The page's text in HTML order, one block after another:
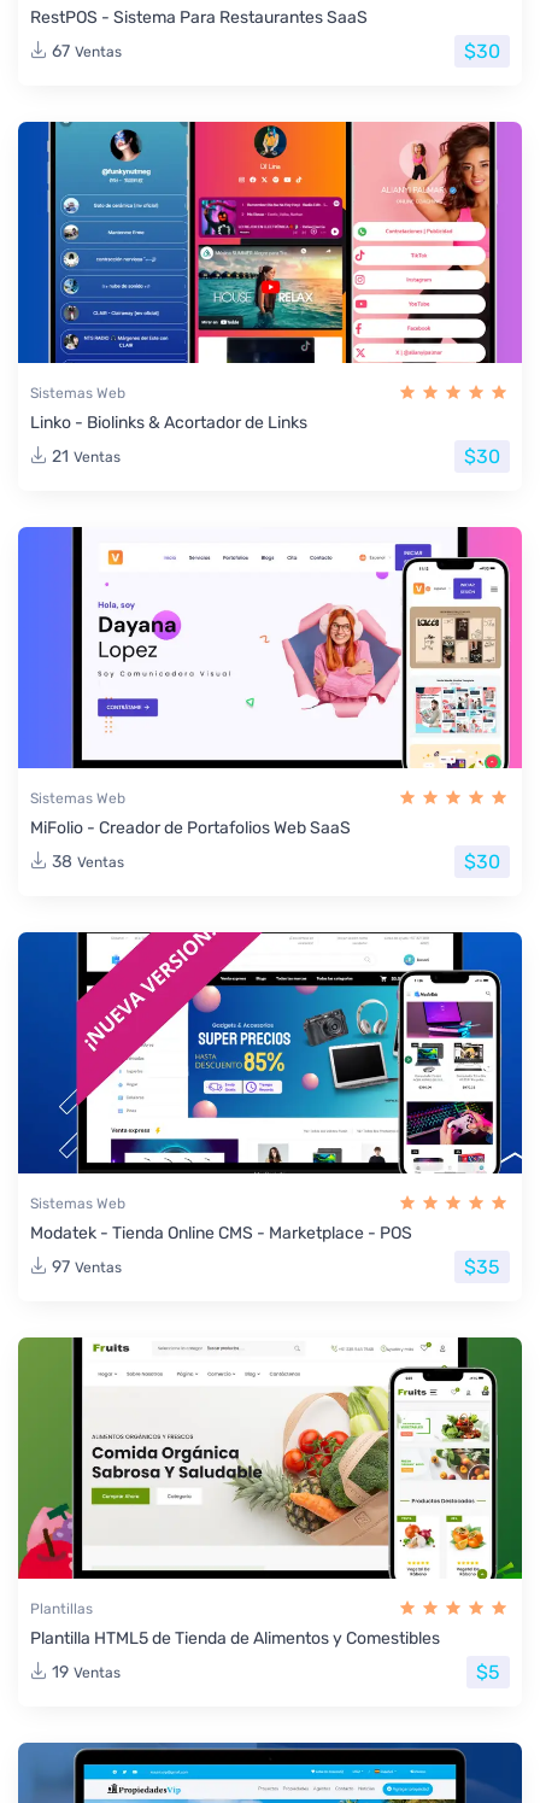
RestPOS - Sistema Para Restaurantes SaaS
67 Ventas $30
Sistemas Web
Linko - Biolinks & Acortador de Links
21 Ventas $30
Sistemas Web
MiFolio - Creador de Portafolios Web SaaS
38 Ventas $30
Sistemas Web
Modatek - Tienda Online CMS - Marketplace - POS
97 Ventas $35
Plantillas
Plantilla HTML5 de Tienda de Alimentos y Comestibles
19 Ventas $5